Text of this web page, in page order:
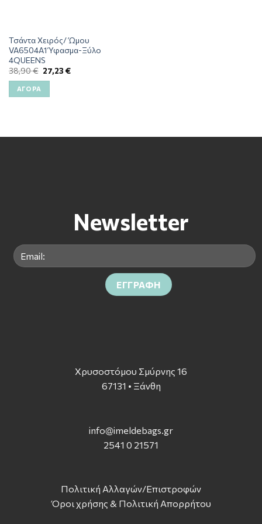
Τσάντα Χειρός/ Ώμου
VA6504A1 Ύφασμα-Ξύλο
4QUEENS
38,90€ 27,23 €
ΑΓΟΡΆ
Newsletter
Χρυσοστόμου Σμύρνης 16
67131 • Ξάνθη
info@imeldebags.gr
2541 0 21571
Πολιτική Αλλαγών/Επιστροφών
Όροι χρήσης & Πολιτική Απορρήτου